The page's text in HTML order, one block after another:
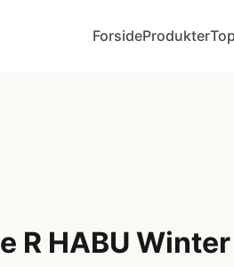
ForsideProdukter
R HABU